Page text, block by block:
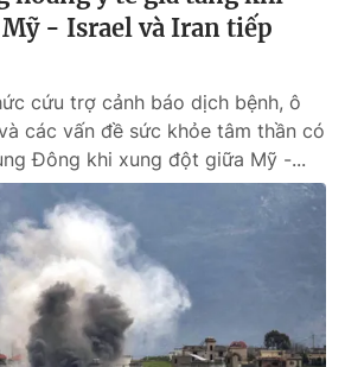
rõ nguồn VTV.vn khi phát hành lại
- Israel và Iran tiếp
cứu trợ cảnh báo dịch bệnh, ô
các vấn đề sức khỏe tâm thần có
Đông khi xung đột giữa Mỹ -...